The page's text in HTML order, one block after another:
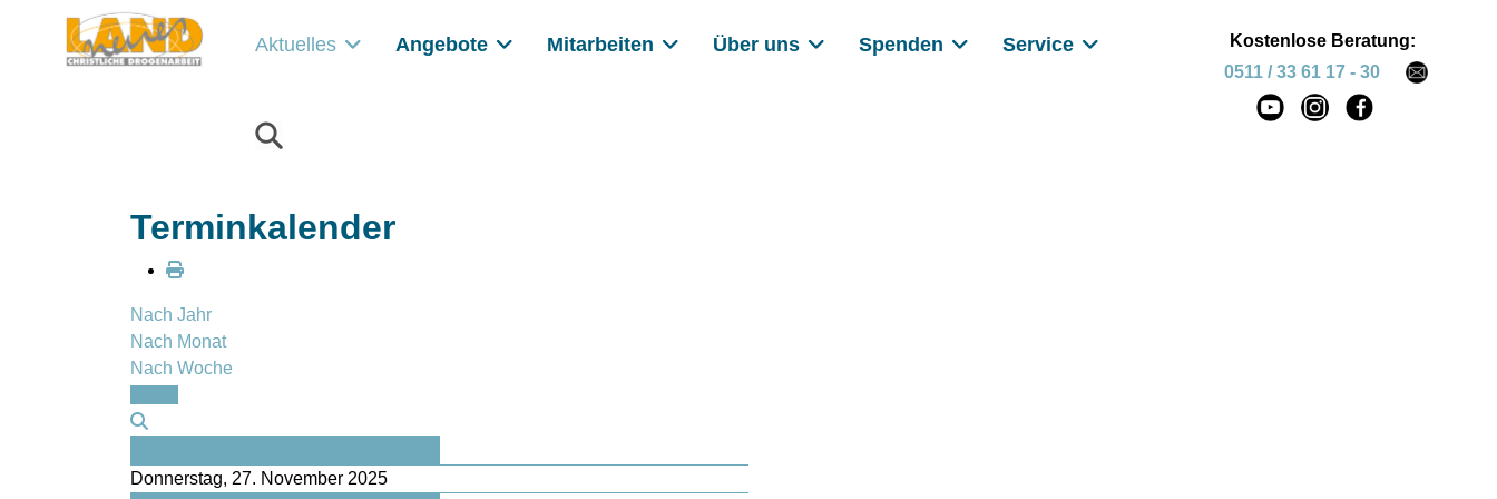
Aktuelles Angebote Mitarbeiten Über uns Spenden Service
Kostenlose Beratung:
0511 / 33 61 17 - 30
Terminkalender
Nach Jahr
Nach Monat
Nach Woche
Donnerstag, 27. November 2025